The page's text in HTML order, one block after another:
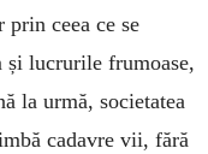
prin ceea ce se
și lucrurile frumoase,
la urmă, societatea
cadavre vii, fără